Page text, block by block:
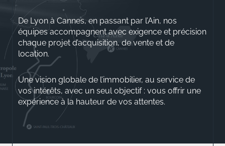
De Lyon à Cannes, en passant par l’Ain, nos
équipes accompagnent avec exigence et précision
chaque projet d’acquisition, de vente et de
location.
Une vision globale de l’immobilier, au service de
vos intérêts, avec un seul objectif : vous offrir une
expérience à la hauteur de vos attentes.